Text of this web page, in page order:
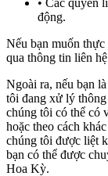
động.
Nếu bạn muốn
qua thông tin liên
Ngoài ra, nếu bạn
tôi đang xử lý thông
chúng tôi có thể có
hoặc theo cách
chúng tôi được liệt
bạn có thể được
Hoa Kỳ.